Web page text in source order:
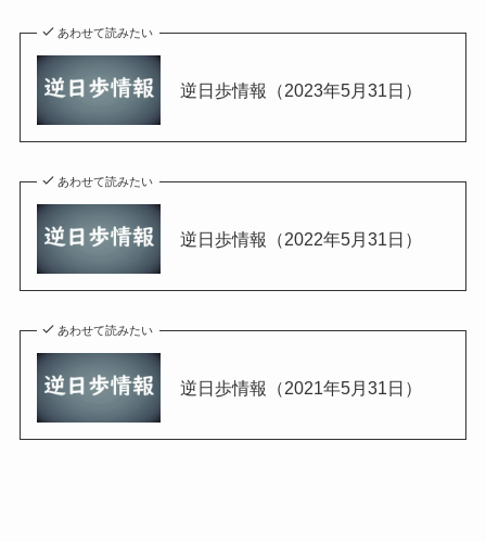
あわせて読みたい
逆日歩情報（2023年5月31日）
あわせて読みたい
逆日歩情報（2022年5月31日）
あわせて読みたい
逆日歩情報（2021年5月31日）